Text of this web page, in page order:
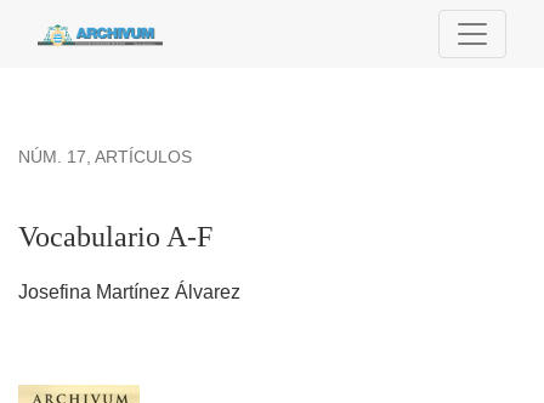
NÚM. 17, ARTÍCULOS
Vocabulario A-F
Josefina Martínez Álvarez